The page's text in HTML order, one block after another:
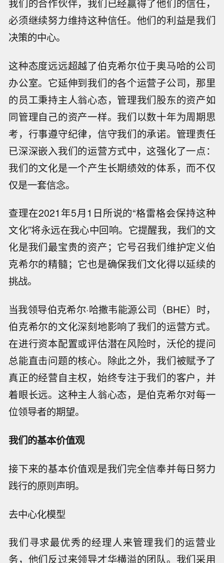
我们的合作伙伴，我们已经赢得了他们的信任，
必须继续努力维持这种信任。他们的利益是我们
决策的中心。
这种态度远远超越了伯克希尔位于奥马哈的公司
办公室。它延伸到我们的各个运营子公司，那里
的员工秉持主人翁心态，管理我们股东的资产如
同管理自己的资产一样。我们以数十年为周期思
考，行事遵守纪律，信守我们的承诺。管理责任
已深深嵌入我们的运营方式中，这强化了一点：
我们的文化是一个产生长期绩效的体系，而不仅
仅是一套信念。
查理在2021年5月1日所说的“格雷格会保持这种
文化”将永远在我心中回响。它提醒我，我们的文
化是我们最宝贵的资产；它号召我们维护定义伯
克希尔的精髓；它也是确保我们文化得以延续的
挑战。
当我领导伯克希尔·哈撒韦能源公司（BHE）时，
伯克希尔的文化深刻地影响了我们的运营方式。
在进行资本配置或评估潜在风险时，沃伦的提问
总能直击问题的核心。除此之外，我们被赋予了
真正的经营自主权，始终专注于我们的客户，并
着眼长远。这种主人翁心态，是伯克希尔对每一
位领导者的期望。
我们的基本价值观
接下来的基本价值观是我们完全信奉并每日努力
践行的原则声明。
去中心化模型
我们寻求最优秀的经理人来管理我们的运营业
务，他们反过来领导才华横溢的团队。我们采用